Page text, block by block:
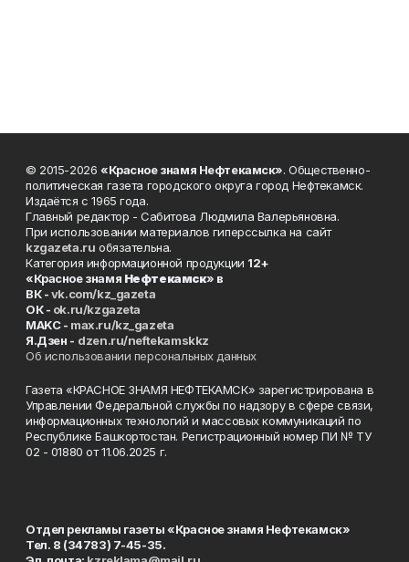
© 2015-2026 «Красное знамя Нефтекамск». Общественно-
политическая газета городского округа город Нефтекамск.
Издаётся с 1965 года.
Главный редактор - Сабитова Людмила Валерьяновна.
При использовании материалов гиперссылка на сайт
kzgazeta.ru обязательна.
Категория информационной продукции 12+
«Красное знамя Нефтекамск» в
ВК -vk.com/kz_gazeta
ОК - ok.ru/kzgazeta
MAKC - max.ru/kz_gazeta
Я.Дзен - dzen.ru/neftekamskkz
Об использовании персональных данных
Газета «КРАСНОЕ ЗНАМЯ НЕФТЕКАМСК» зарегистрирована в
Управлении Федеральной службы по надзору в сфере связи,
информационных технологий и массовых коммуникаций по
Республике Башкортостан. Регистрационный номер ПИ № ТУ
02 - 01880 от 11.06.2025 г.
Отдел рекламы газеты «Красное знамя Нефтекамск»
Тел. 8 (34783) 7-45-35.